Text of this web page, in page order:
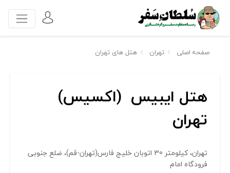
صفحه اصلی تهران هتل های تهران
هتل ایبیس (اکسیس)
تهران
تهران، کیلومتر 30 اتوبان خلیج فارس(تهران-قم)، ضلع جنوبی
فرودگاه امام